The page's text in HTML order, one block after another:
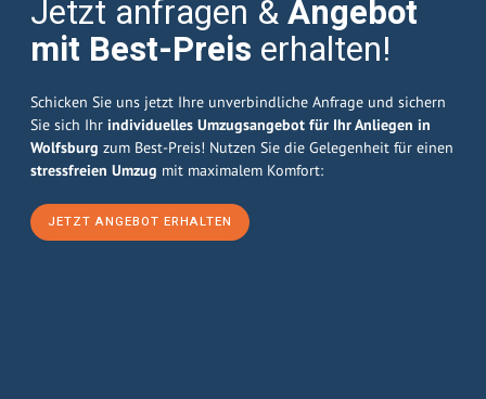
Jetzt anfragen &Angebot
mit Best-Preis erhalten!
Schicken Sie uns jetzt Ihre unverbindliche Anfrage und sichern
Sie sich Ihr individuelles Umzugsangebot für Ihr Anliegen in
Wolfsburg zum Best-Preis! Nutzen Sie die Gelegenheit für einen
stressfreien Umzug mit maximalem Komfort:
JETZT ANGEBOT ERHALTEN